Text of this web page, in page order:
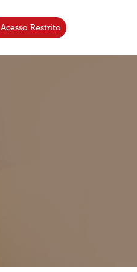
Acesso Restrito